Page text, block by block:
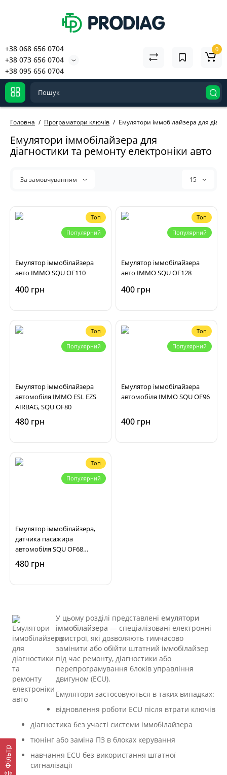
+38 068 656 0704
+38 073 656 0704
+38 095 656 0704
0
Головна Програматори ключів Емулятори іммобілайзера для
Фільтр
Емулятори іммобілайзера для
діагностики та ремонту електроніки авто
За замовчуванням 15
Топ
Популярний
Емулятор іммобілайзера
авто IMMO SQU OF110
400 грн
Топ
Популярний
Емулятор іммобілайзера
авто IMMO SQU OF128
400 грн
Топ
Популярний
Емулятор іммобілайзера
автомобіля IMMO ESL EZS
AIRBAG, SQU OF80
480 грн
Топ
Популярний
Емулятор іммобілайзера
автомобіля IMMO SQU OF96
400 грн
Топ
Популярний
Емулятор іммобілайзера,
датчика пасажира
автомобіля SQU OF68
Universal Emulator
480 грн
У цьому розділі представлені емулятори
іммобілайзера — спеціалізовані електронні
пристрої, які дозволяють тимчасово
замінити або обійти штатний іммобілайзер
під час ремонту, діагностики або
перепрограмування блоків управління
двигуном (ECU).
Емулятори застосовуються в таких випадках:
відновлення роботи ECU після втрати ключів
діагностика без участі системи іммобілайзера
тюнінг або заміна ПЗ в блоках керування
навчання ECU без використання штатної
сигналізації